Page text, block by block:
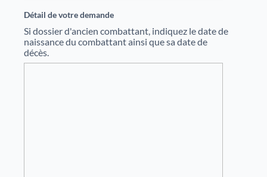
Détail de votre demande
Si dossier d'ancien combattant, indiquez le date de
naissance du combattant ainsi que sa date de
décès.